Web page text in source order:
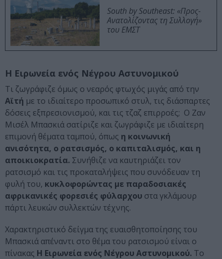
South by Southeast: «Προς-
Ανατολίζοντας τη Συλλογή»
του ΕΜΣΤ
Η Ειρωνεία ενός Νέγρου Αστυνομικού
Τι ζωγράφιζε όμως ο νεαρός φτωχός μιγάς από την
Αϊτή με το ιδιαίτερο προσωπικό στυλ, τις διάσπαρτες
δόσεις εξπρεσιονισμού, και τις τζαζ επιρροές; Ο Ζαν
Μισέλ Μπασκιά σατίριζε και ζωγράφιζε με ιδιαίτερη
επιμονή θέματα ταμπού, όπως η κοινωνική
ανισότητα, ο ρατσισμός, ο καπιταλισμός, και η
αποικιοκρατία. Συνήθιζε να καυτηριάζει τον
ρατσισμό και τις προκαταλήψεις που συνόδευαν τη
φυλή του, κυκλοφορώντας με παραδοσιακές
αφρικανικές φορεσιές φύλαρχου στα γκλάμουρ
πάρτι λευκών συλλεκτών τέχνης.
Χαρακτηριστικό δείγμα της ευαισθητοποίησης του
Μπασκιά απέναντι στο θέμα του ρατσισμού είναι ο
πίνακας Η Ειρωνεία ενός Νέγρου Αστυνομικού. Το